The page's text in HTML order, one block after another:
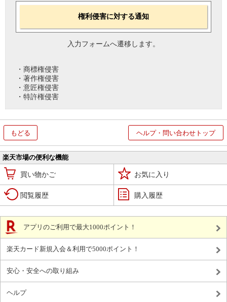
権利侵害に対する通知
入力フォームへ遷移します。
・商標権侵害
・著作権侵害
・意匠権侵害
・特許権侵害
もどる ヘルプ・問い合わせトップ
楽天市場の便利な機能
買い物かご お気に入り
閲覧履歴 購入履歴
アプリのご利用で最大1000ポイント！
楽天カード新規入会＆利用で5000ポイント！
安心・安全への取り組み
ヘルプ